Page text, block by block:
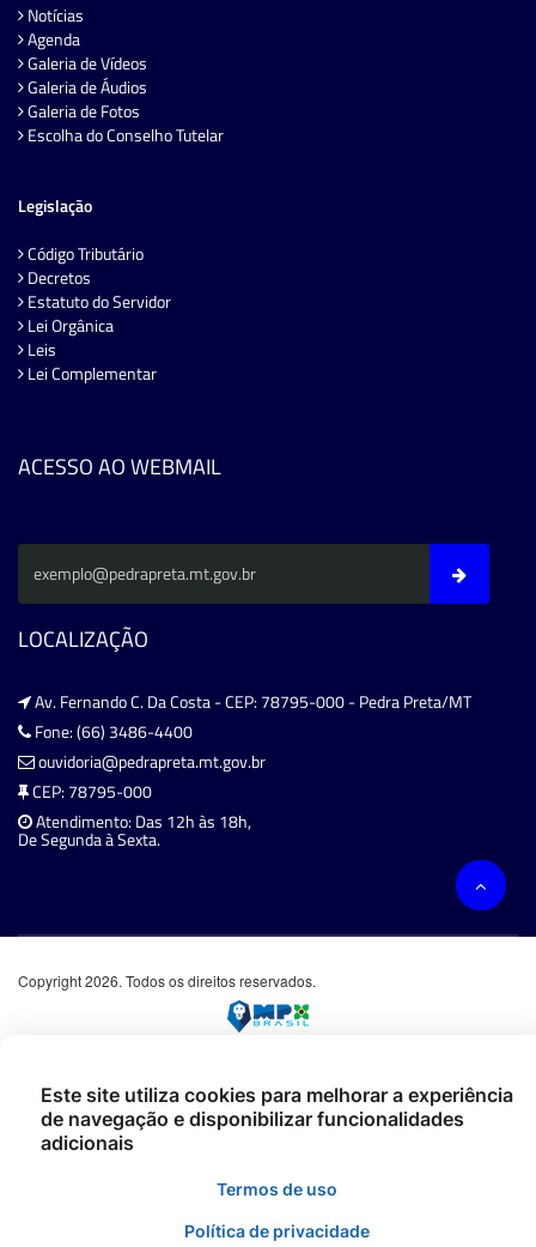
Notícias
Agenda
Galeria de Vídeos
Galeria de Áudios
Galeria de Fotos
Escolha do Conselho Tutelar
Legislação
Código Tributário
Decretos
Estatuto do Servidor
Lei Orgânica
Leis
Lei Complementar
ACESSO AO WEBMAIL
LOCALIZAÇÃO
Av. Fernando C. Da Costa - CEP: 78795-000 - Pedra Preta/MT
Fone: (66) 3486-4400
ouvidoria@pedrapreta.mt.gov.br
CEP: 78795-000
Atendimento: Das 12h às 18h,
De Segunda à Sexta.
Copyright 2026. Todos os direitos reservados.
Este site utiliza cookies para melhorar a experiência
de navegação e disponibilizar funcionalidades
adicionais
Termos de uso
Política de privacidade